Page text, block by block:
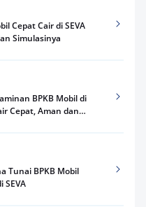
Cepat Cair di SEVA
Simulasinya
BPKB Mobil di
Cepat, Aman dan
Tunai BPKB Mobil
SEVA